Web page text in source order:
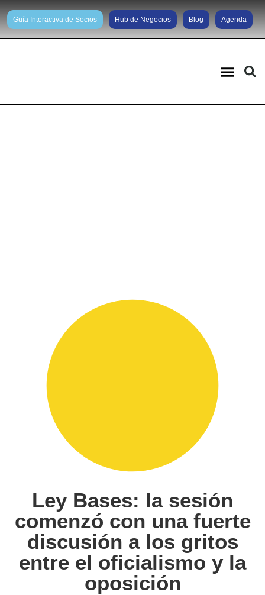
Guía Interactiva de Socios Hub de Negocios Blog Agenda
Ley Bases: la sesión
comenzó con una fuerte
discusión a los gritos
entre el oficialismo y la
oposición